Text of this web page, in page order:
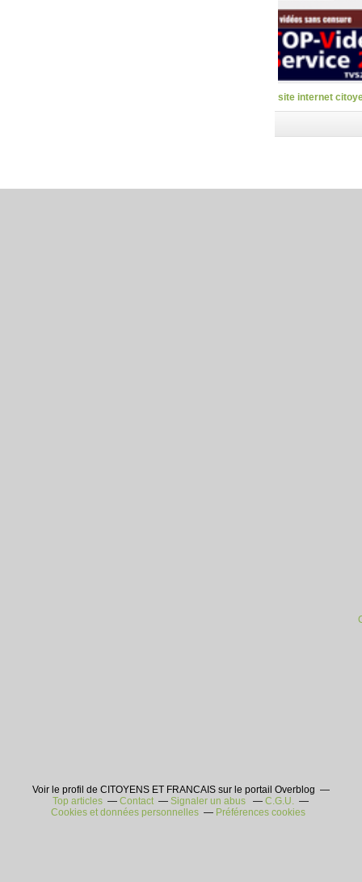
site internet
Voir le profil de CITOYENS ET FRANCAIS sur le portail Overblog
Top articles
Contact Signaler un abus
C.G.U.
Cookies et données personnelles
Préférences cookies